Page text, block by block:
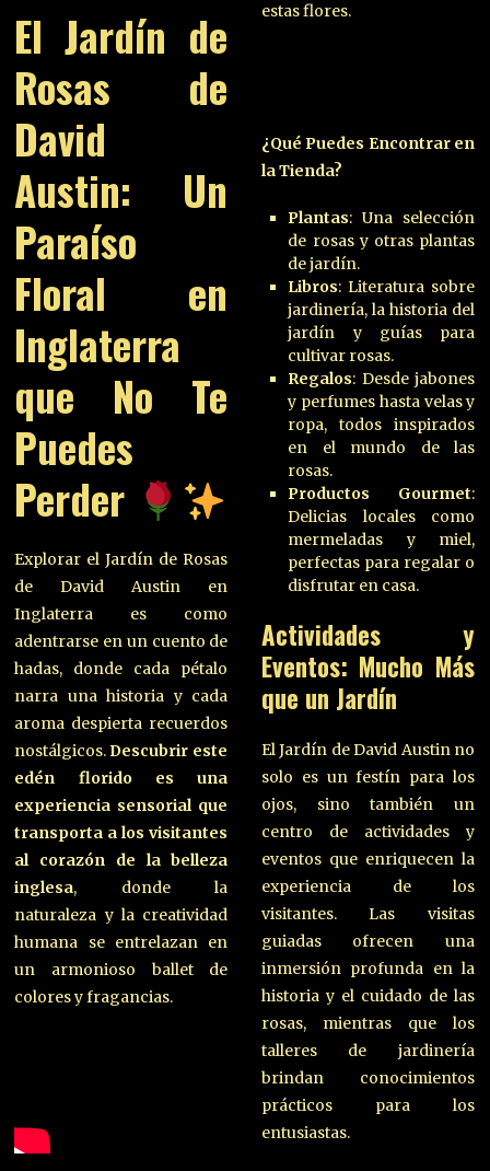
El Jardín de
Rosas de
David
Austin: Un
Paraíso
Floral en
Inglaterra
que No Te
Puedes
Perder
Explorar el Jardín de Rosas
de David Austin en
Inglaterra es como
adentrarse en un cuento de
hadas, donde cada pétalo
narra una historia y cada
aroma despierta recuerdos
nostálgicos.Descubrir este
edén florido es una
experiencia sensorial que
transporta a los visitantes
al corazón de la belleza
inglesa, donde la
naturaleza y la creatividad
humana se entrelazan en
un armonioso ballet de
colores y fragancias.
estas flores.
¿Qué Puedes Encontrar en
la Tienda?
Plantas: Una selección
de rosas y otras plantas
de jardín.
Libros: Literatura sobre
jardinería, la historia del
jardín y guías para
cultivar rosas.
Regalos: Desde jabones
y perfumes hasta velas y
ropa, todos inspirados
en el mundo de las
rosas.
Productos Gourmet:
Delicias locales como
mermeladas y miel,
perfectas para regalar o
disfrutar en casa.
Actividades y
Eventos: Mucho Más
que un Jardín
El Jardín de David Austin no
solo es un festín para los
ojos, sino también un
centro de actividades y
eventos que enriquecen la
experiencia de los
visitantes. Las visitas
guiadas ofrecen una
inmersión profunda en la
historia y el cuidado de las
rosas, mientras que los
talleres de jardinería
brindan conocimientos
prácticos para los
entusiastas.